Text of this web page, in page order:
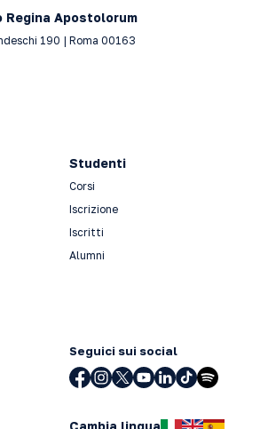
Apostolorum
190 | Roma 00163
Studenti
Corsi
Iscrizione
Iscritti
Alumni
Seguici sui social
Cambia lingua